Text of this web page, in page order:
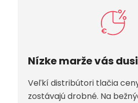
Nízke marže vás
Veľkí distribútori tlačia
zostávajú drobné. Na